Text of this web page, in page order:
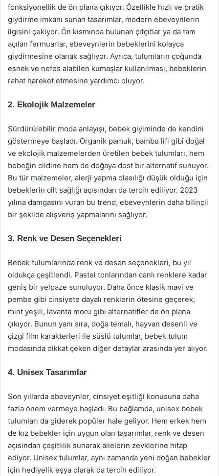
fonksiyonellik de ön plana çıkıyor. Özellikle hızlı ve pratik
giydirme imkanı sunan tasarımlar, modern ebeveynlerin
ilgisini çekiyor. Ön kısmında bulunan çıtçıtlar ya da tam
açılan fermuarlar, ebeveynlerin bebeklerini kolayca
giydirmesine olanak sağlıyor. Ayrıca, tulumların çoğunda
esnek ve nefes alabilen kumaşlar kullanılması, bebeklerin
rahat hareket etmesine yardımcı oluyor.
2. Ekolojik Malzemeler
Sürdürülebilir moda anlayışı, bebek giyiminde de kendini
göstermeye başladı. Organik pamuk, bambu lifi gibi doğal
ve ekolojik malzemelerden üretilen bebek tulumları, hem
bebeğin cildine hem de doğaya dost bir alternatif sunuyor.
Bu tür malzemeler, alerji yapma olasılığı düşük olduğu için
bebeklerin cilt sağlığı açısından da tercih ediliyor. 2023
yılına damgasını vuran bu trend, ebeveynlerin daha bilinçli
bir şekilde alışveriş yapmalarını sağlıyor.
3. Renk ve Desen Seçenekleri
Bebek tulumlarında renk ve desen seçenekleri, bu yıl
oldukça çeşitlendi. Pastel tonlarından canlı renklere kadar
geniş bir yelpaze sunuluyor. Daha önce klasik mavi ve
pembe gibi cinsiyete dayalı renklerin ötesine geçerek,
mint yeşili, lavanta moru gibi alternatifler de ön plana
çıkıyor. Bunun yanı sıra, doğa temalı, hayvan desenli ve
çizgi film karakterleri ile süslü tulumlar, bebek tulum
modasında dikkat çeken diğer detaylar arasında yer alıyor.
4. Unisex Tasarımlar
Son yıllarda ebeveynler, cinsiyet eşitliği konusuna daha
fazla önem vermeye başladı. Bu bağlamda, unisex bebek
tulumları da giderek popüler hale geliyor. Hem erkek hem
de kız bebekler için uygun olan tasarımlar, renk ve desen
açısından çeşitlilik sunarak ailelerin zevklerine hitap
ediyor. Unisex tulumlar, aynı zamanda yeni doğan bebekler
için hediyelik eşya olarak da tercih ediliyor.